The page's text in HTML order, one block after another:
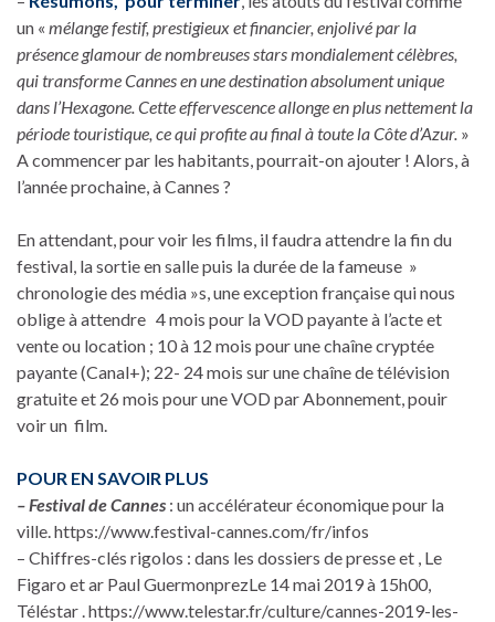
un « mélange festif, prestigieux et financier, enjolivé par la
présence glamour de nombreuses stars mondialement célèbres,
qui transforme Cannes en une destination absolument unique
dans l’Hexagone. Cette effervescence allonge en plus nettement la
période touristique, ce qui profite au final à toute la Côte d’Azur. »
A commencer par les habitants, pourrait-on ajouter ! Alors, à
l’année prochaine, à Cannes ?
En attendant, pour voir les films, il faudra attendre la fin du
festival, la sortie en salle puis la durée de la fameuse »
chronologie des média »s, une exception française qui nous
oblige à attendre 4 mois pour la VOD payante à l’acte et
vente ou location ; 10 à 12 mois pour une chaîne cryptée
payante (Canal+); 22- 24 mois sur une chaîne de télévision
gratuite et 26 mois pour une VOD par Abonnement, pouir
voir un film.
POUR EN SAVOIR PLUS
– Festival de Cannes : un accélérateur économique pour la
ville. https://www.festival-cannes.com/fr/infos
– Chiffres-clés rigolos : dans les dossiers de presse et , Le
Figaro et ar Paul GuermonprezLe 14 mai 2019 à 15h00,
Téléstar . https://www.telestar.fr/culture/cannes-2019-les-